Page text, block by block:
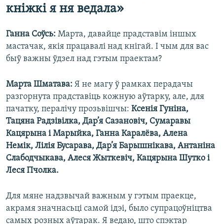
кніжкі я ня ведала»
Ганна Соўсь: Марта, давайце прадставім іншых
мастачак, якія працавалі над кнігай. І чым для вас
быў важны ўдзел над гэтым праектам?
Марта Шматава: Я не магу ў рамках перадачы
разгорнута прадставіць кожную аўтарку, але, для
пачатку, пералічу прозьвішчы: Ксенія Гуніна,
Тацяна Радзівілка, Дар’я Сазановіч, Сумаравы
Кацярына і Марыйка, Ганна Каралёва, Алена
Немік, Лілія Бусарава, Дар’я Барышнікава, Антаніна
Слабодчыкава, Алеся Жыткевіч, Кацярына Шутко і
Леся Пчолка.
Для мяне надзвычай важным у гэтым праекце,
акрамя значнасьці самой ідэі, было супрацоўніцтва
самых розных аўтарак. Я ведаю, што спэктар